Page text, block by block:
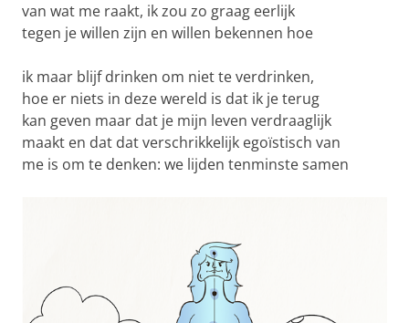
van wat me raakt, ik zou zo graag eerlijk
tegen je willen zijn en willen bekennen hoe
ik maar blijf drinken om niet te verdrinken,
hoe er niets in deze wereld is dat ik je terug
kan geven maar dat je mijn leven verdraaglijk
maakt en dat dat verschrikkelijk egoïstisch van
me is om te denken: we lijden tenminste samen